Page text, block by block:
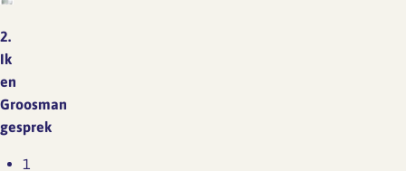
2.
Ik
en
Groosman
gesprek
1